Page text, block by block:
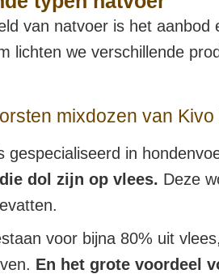
van natvoer is het
lichten we verschillende
mixdozen van Kivo
gespecialiseerd in
dol zijn op vlees. Deze
voor bijna 80% uit
En het grote voordeel